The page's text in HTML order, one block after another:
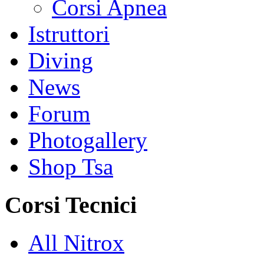
Corsi Apnea
Istruttori
Diving
News
Forum
Photogallery
Shop Tsa
Corsi Tecnici
All Nitrox